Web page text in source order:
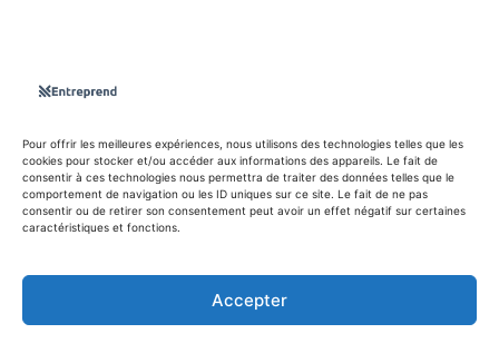
Pour offrir les meilleures expériences, nous utilisons des technologies telles que les
cookies pour stocker et/ou accéder aux informations des appareils. Le fait de
consentir à ces technologies nous permettra de traiter des données telles que le
comportement de navigation ou les ID uniques sur ce site. Le fait de ne pas
consentir ou de retirer son consentement peut avoir un effet négatif sur certaines
caractéristiques et fonctions.
Accepter
Suivez-nous sur
info@entreprend.net
Politique de confidentialité
Conditions générales d’utilisation